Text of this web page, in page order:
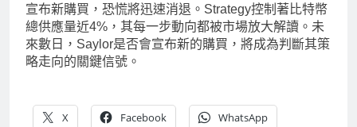
宣布新購買，恐慌將迅速消退。Strategy控制著比特幣
總供應量近4%，其每一步動向都被市場放大解讀。未
來數日，Saylor是否會宣布新的購買，將成為判斷其策
略走向的關鍵信號。
X Facebook WhatsApp